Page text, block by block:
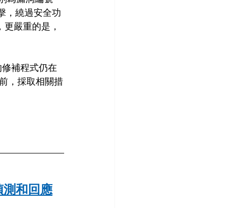
，繞過安全功
嚴重的是，
補程式仍在
，採取相關措
和回應